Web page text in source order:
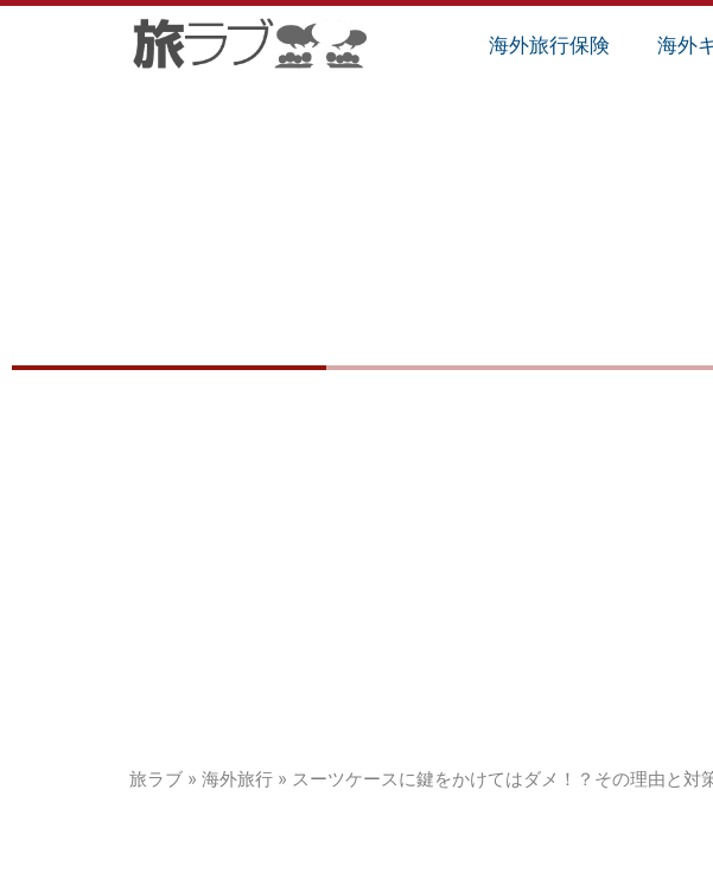
海外旅行保険 海外
旅ラブ» 海外旅行» スーツケースに鍵をかけてはダメ！？その理由と対